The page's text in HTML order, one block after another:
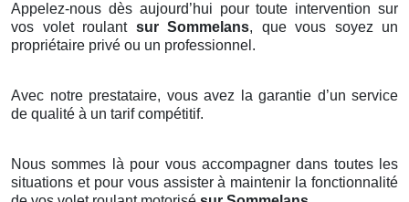
Appelez-nous dès aujourd’hui pour toute intervention sur
vos volet roulant sur Sommelans, que vous soyez un
propriétaire privé ou un professionnel.
Avec notre prestataire, vous avez la garantie d’un service
de qualité à un tarif compétitif.
Nous sommes là pour vous accompagner dans toutes les
situations et pour vous assister à maintenir la fonctionnalité